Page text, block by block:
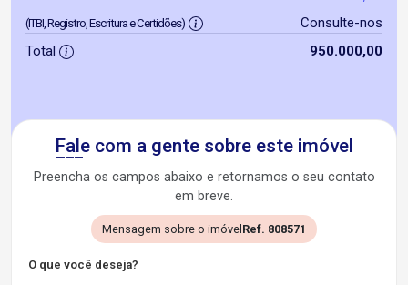
(ITBI, Registro, Escritura e Certidões)
Consulte-nos
Total
950.000,00
Fale com a gente sobre este imóvel
Preencha os campos abaixo e retornamos o seu contato
em breve.
Mensagem sobre o imóvel Ref. 808571
O que você deseja?